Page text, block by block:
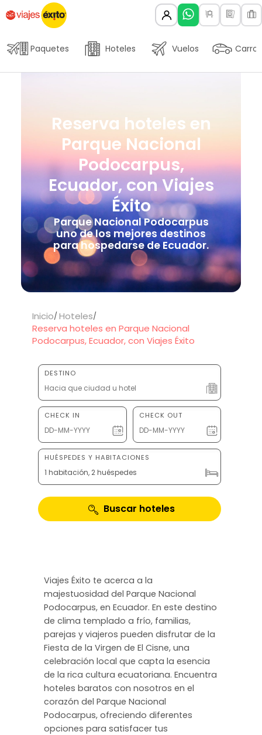
Paquetes Hoteles Vuelos Carros
Reserva hoteles en
Parque Nacional
Podocarpus,
Ecuador, con Viajes
Éxito
Parque Nacional Podocarpus
uno de los mejores destinos
para hospedarse de Ecuador.
Inicio Hoteles
Reserva hoteles en Parque Nacional
Podocarpus, Ecuador, con Viajes Éxito
DESTINO
CHECK IN CHECK OUT
HUÉSPEDES Y HABITACIONES
1 habitación, 2 huéspedes
Buscar hoteles
Viajes Éxito te acerca a la
majestuosidad del Parque Nacional
Podocarpus, en Ecuador. En este destino
de clima templado a frío, familias,
parejas y viajeros pueden disfrutar de la
Fiesta de la Virgen de El Cisne, una
celebración local que capta la esencia
de la rica cultura ecuatoriana. Encuentra
hoteles baratos con nosotros en el
corazón del Parque Nacional
Podocarpus, ofreciendo diferentes
opciones para satisfacer tus